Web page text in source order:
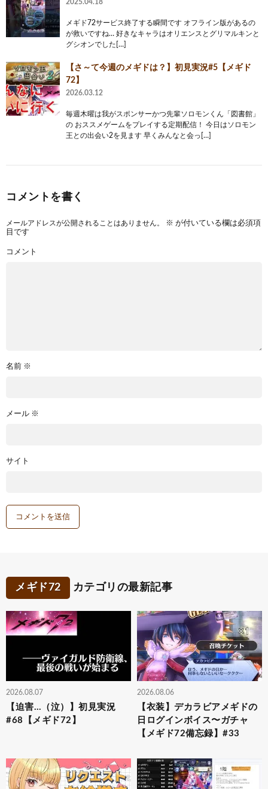
2025.04.18
メギド72サービス終了する瞬間です オフライン版があるの
が救いですね… 好きなキャラはオリエンスとグリマルキンと
グシオンでした[…]
【さ～て今週のメギドは？】初見実況#5【メギド
72】
2026.03.12
毎週木曜は我がスポンサーかつ先輩ソロモンくん「図書館」
の おススメゲームをプレイする定期配信！ 今日はソロモン
王との出会い2を見ます 早くみんなと会っ[…]
コメントを書く
メールアドレスが公開されることはありません。 ※ が付いている欄は必須項
目です
コメント
名前 ※
メール ※
サイト
メギド72 カテゴリの最新記事
2026.08.07
【迫害…（泣）】初見実況
#68【メギド72】
2026.08.06
【衣装】デカラビアメギドの
日ログインボイス〜ガチャ
【メギド72備忘録】#33